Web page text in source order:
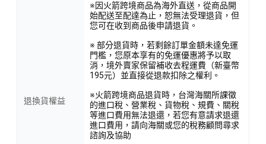
退換貨權益
※因火箭跨境商品為海外直送，從商品開
始配送至配達為止，恕無法受理退貨，但
您可在收到商品後申請退貨。
※ 部分退貨時，若剩餘訂單金額未達免運
門檻，您原本享有的免運優惠將予以取
消，境外賣家保留補收去程運費（新臺幣
195元）並直接從退款扣除之權利。
※火箭跨境商品退貨時，台灣海關所課徵
的進口稅、營業稅、貨物稅、規費、關稅
等進口費用無法退還，若您有意請求退還
進口費用，請向海關或您的稅務顧問尋求
諮詢及協助